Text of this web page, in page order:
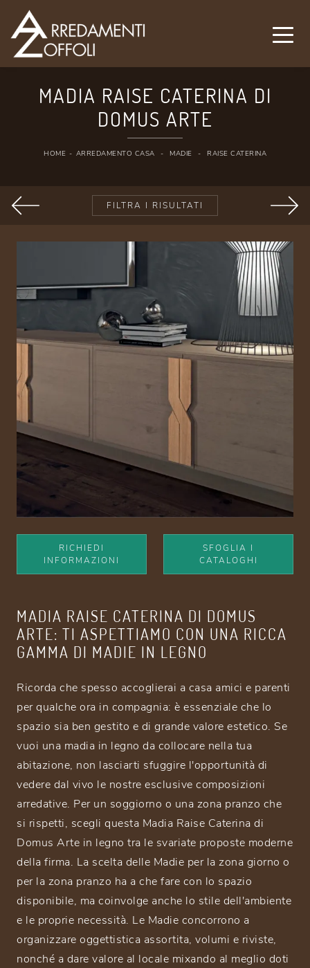
MADIA RAISE CATERINA DI
DOMUS ARTE
HOME - ARREDAMENTO CASA - MADIE - RAISE CATERINA
FILTRA I RISULTATI
RICHIEDI
INFORMAZIONI
SFOGLIA I
CATALOGHI
MADIA RAISE CATERINA DI DOMUS
ARTE: TI ASPETTIAMO CON UNA RICCA
GAMMA DI MADIE IN LEGNO
Ricorda che spesso accoglierai a casa amici e parenti
per qualche ora in compagnia: è essenziale che lo
spazio sia ben gestito e di grande valore estetico. Se
vuoi una madia in legno da collocare nella tua
abitazione, non lasciarti sfuggire l'opportunità di
vedere dal vivo le nostre esclusive composizioni
arredative. Per un soggiorno o una zona pranzo che
si rispetti, scegli questa Madia Raise Caterina di
Domus Arte in legno tra le svariate proposte moderne
della firma. La scelta delle Madie per la zona giorno o
per la zona pranzo ha a che fare con lo spazio
disponibile, ma coinvolge anche lo stile dell'ambiente
e le proprie necessità. Le Madie concorrono a
organizzare oggettistica assortita, volumi e riviste,
nonché a dare valore al locale mixando al meglio doti